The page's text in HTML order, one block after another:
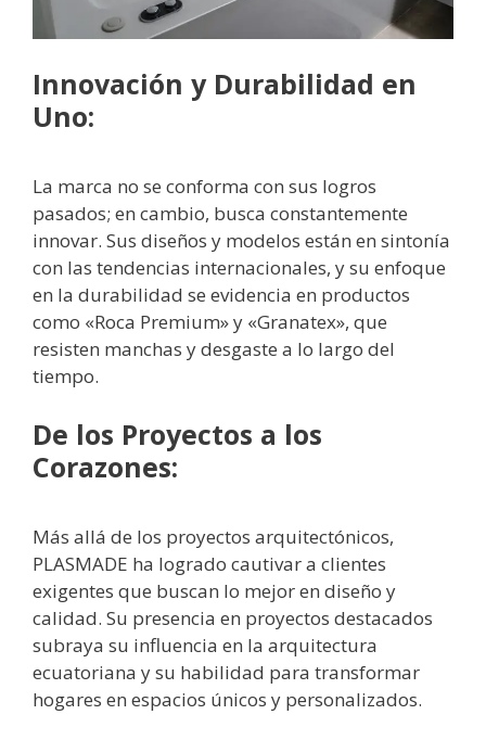
Innovación y Durabilidad en
Uno:
La marca no se conforma con sus logros
pasados; en cambio, busca constantemente
innovar. Sus diseños y modelos están en sintonía
con las tendencias internacionales, y su enfoque
en la durabilidad se evidencia en productos
como «Roca Premium» y «Granatex», que
resisten manchas y desgaste a lo largo del
tiempo.
De los Proyectos a los
Corazones:
Más allá de los proyectos arquitectónicos,
PLASMADE ha logrado cautivar a clientes
exigentes que buscan lo mejor en diseño y
calidad. Su presencia en proyectos destacados
subraya su influencia en la arquitectura
ecuatoriana y su habilidad para transformar
hogares en espacios únicos y personalizados.